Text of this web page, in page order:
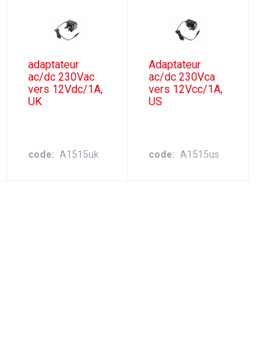
adaptateur
ac/dc 230Vac
vers 12Vdc/1A,
UK
code A1515uk
Adaptateur
ac/dc 230Vca
vers 12Vcc/1A,
US
code A1515us